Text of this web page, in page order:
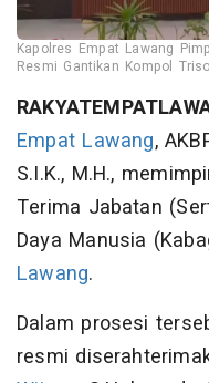
Kapolres Empat Lawang
Resmi Gantikan Kompol
Empat Lawang,
S.I.K., M.H.,
Terima Jabatan
Daya Manusia
Lawang.
Dalam prosesi
resmi